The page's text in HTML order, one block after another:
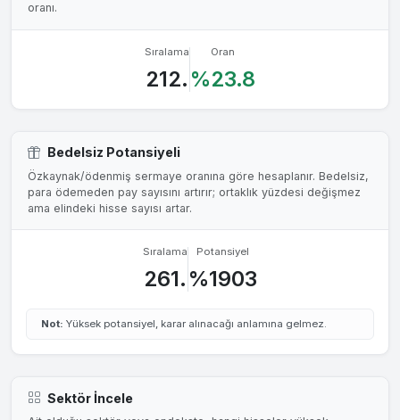
oranı.
Sıralama
212.
Oran
%23.8
Bedelsiz Potansiyeli
Özkaynak/ödenmiş sermaye oranına göre hesaplanır. Bedelsiz,
para ödemeden pay sayısını artırır; ortaklık yüzdesi değişmez
ama elindeki hisse sayısı artar.
Sıralama
261.
Potansiyel
%1903
Not: Yüksek potansiyel, karar alınacağı anlamına gelmez.
Sektör İncele